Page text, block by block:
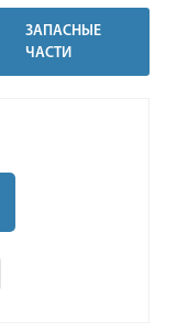
ЗАПАСНЫЕ
ЧАСТИ